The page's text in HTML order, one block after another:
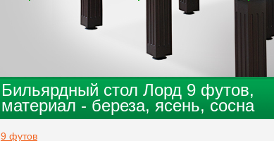
Бильярдный стол Лорд 9 футов,
материал - береза, ясень, сосна
9 футов